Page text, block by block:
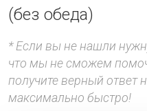
(без обеда)
* Если вы не нашли
что мы не сможем
получите верный ответ
максимально быстро!